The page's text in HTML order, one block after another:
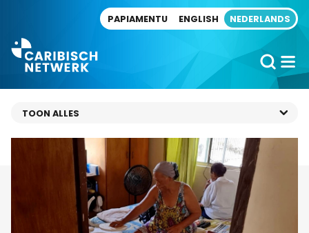
PAPIAMENTU ENGLISH NEDERLANDS